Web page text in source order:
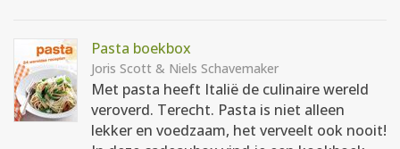
Pasta boekbox
Joris Scott & Niels Schavemaker
Met pasta heeft Italië de culinaire wereld
veroverd. Terecht. Pasta is niet alleen
lekker en voedzaam, het verveelt ook nooit!